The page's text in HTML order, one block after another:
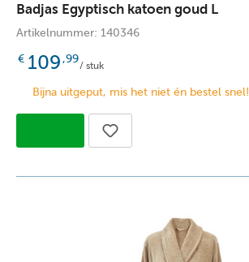
Badjas Egyptisch katoen goud L
Artikelnummer: 140346
€ 109 ,99
/ stuk
Bijna uitgeput, mis het niet én bestel snel!